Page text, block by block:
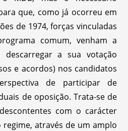
que, como já ocorreu em
de 1974, forças vinculadas
comum, venham a
a sua votação
e acordos) nos candidatos
de participar de
de oposição. Trata-se de
com o carácter
através de um amplo